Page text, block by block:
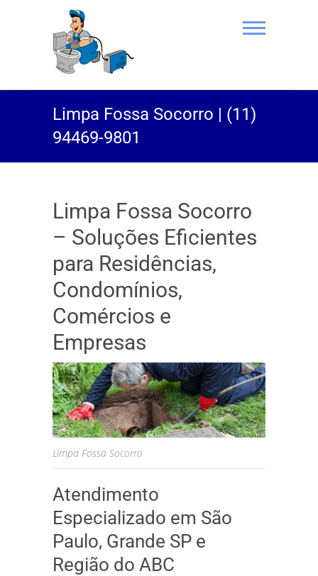
(11) 94469-
9801 |
Rei do Esgoto
Limpa Fossa Socorro | (11)
94469-9801
Limpa Fossa Socorro
– Soluções Eficientes
para Residências,
Condomínios,
Comércios e
Empresas
Limpa Fossa Socorro
Atendimento
Especializado em São
Paulo, Grande SP e
Região do ABC